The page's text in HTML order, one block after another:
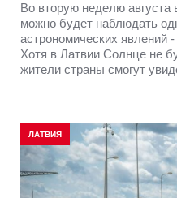
Во вторую неделю августа
можно будет наблюдать
астрономических явлений
Хотя в Латвии Солнце не
жители страны смогут
ЛАТВИЯ